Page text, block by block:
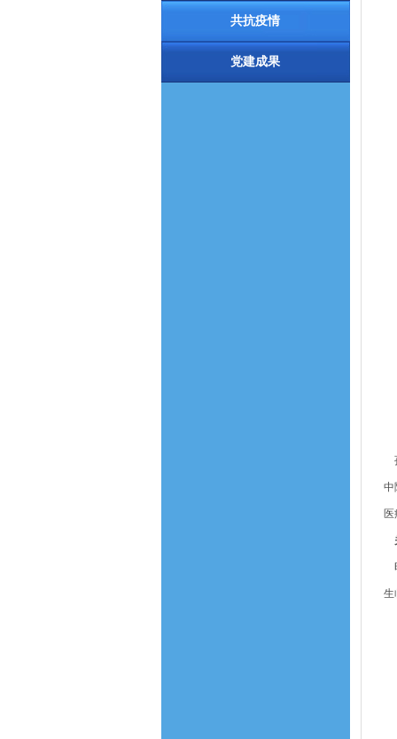
共抗疫情
党建成果
中
生